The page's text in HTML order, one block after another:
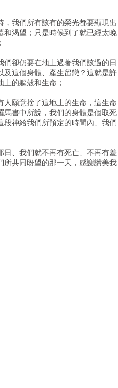
我們所有該有的榮光都要顯現出
和渴望；只是時候到了就已經太晚
卻仍要在地上過著我們該過的日
及這個身體、產生留戀？這就是許
的軀殼和生命；
人願意捨了這地上的生命，這生命
馬書中所說，我們的身體是個取死
段神給我們所預定的時間內、我們
日、我們就不再有死亡、不再有羞
所共同盼望的那一天，感謝讚美我